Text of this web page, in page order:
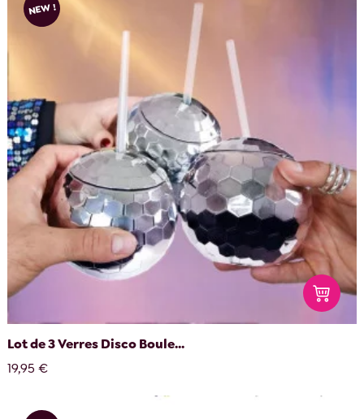
NEW !
Lot de 3 Verres Disco Boule...
19,95 €